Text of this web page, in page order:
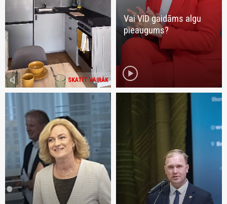
SKATĪT VAIRĀK
volume_mute
Vai VID gaidāms algu
pieaugums?
play_circle